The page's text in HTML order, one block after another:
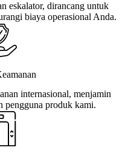
eskalator, dirancang untuk
biaya operasional Anda.
internasional, menjamin
pengguna produk kami.